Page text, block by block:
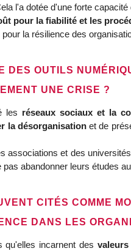
l'a dotée d'une forte
pour la fiabilité et les
la résilience des
OUTILS
UNE CRISE ?
les réseaux sociaux et la
la désorganisationet de
associations et des
abandonner leurs études
CITÉS COMME
DANS LES
qu'elles incarnent des